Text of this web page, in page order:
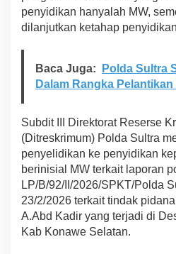
w
i
u
r
l
j
u
K
e
p
e
y
i
penyidikan hanyalah MW,
dilanjutkan ketahap
Baca Juga:
Polda Sultra
Dalam Rangka
Subdit III Direktorat Reserse
(Ditreskrimum) Polda Sultra
penyelidikan ke penyidikan
berinisial MW terkait laporan
LP/B/92/II/2026/SPKT/Polda
23/2/2026 terkait tindak
A.Abd Kadir yang terjadi di
Kab Konawe Selatan.